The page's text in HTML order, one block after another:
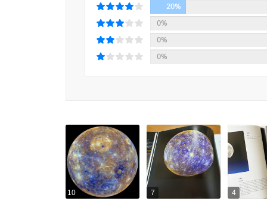
20%
0%
0%
0%
10 7 4